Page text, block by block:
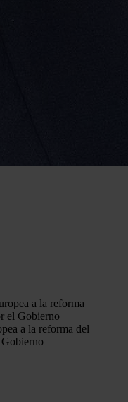
a la reforma del